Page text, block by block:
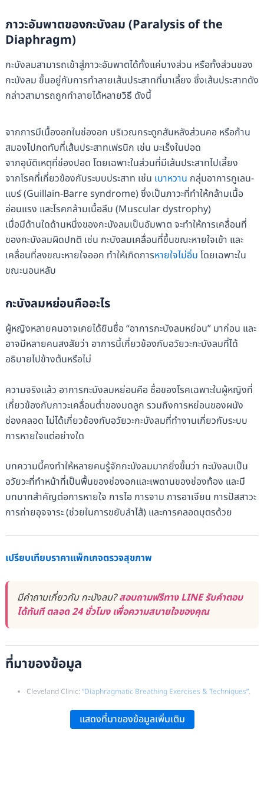
ภาวะอัมพาตของกะบังลม (Paralysis of the
Diaphragm)
กะบังลมสามารถเข้าสู่ภาวะอัมพาตได้ทั้งแค่บางส่วน หรือทั้งส่วนของ
กะบังลม ขึ้นอยู่กับการทำลายเส้นประสาทที่มาเลี้ยง ซึ่งเส้นประสาทดัง
กล่าวสามารถถูกทำลายได้หลายวิธี ดังนี้
จากการมีเนื้องอกในช่องอก บริเวณกระดูกสันหลังส่วนคอ หรือก้าน
สมองไปกดทับที่เส้นประสาทเฟรนิก เช่น มะเร็งในปอด
จากอุบัติเหตุที่ช่องปอด โดยเฉพาะในส่วนที่มีเส้นประสาทไปเลี้ยง
จากโรคที่เกี่ยวข้องกับระบบประสาท เช่น เบาหวาน กลุ่มอาการกูเลน-
แบร์ (Guillain-Barre syndrome) ซึ่งเป็นภาวะที่ทำให้กล้ามเนื้อ
อ่อนแรง และโรคกล้ามเนื้อลีบ (Muscular dystrophy)
เมื่อมีด้านใดด้านหนึ่งของกะบังลมเป็นอัมพาต จะทำให้การเคลื่อนที่
ของกะบังลมผิดปกติ เช่น กะบังลมเคลื่อนที่ขึ้นขณะหายใจเข้า และ
เคลื่อนที่ลงขณะหายใจออก ทำให้เกิดการหายใจไม่อิ่ม โดยเฉพาะใน
ขณะนอนหลับ
กะบังลมหย่อนคืออะไร
ผู้หญิงหลายคนอาจเคยได้ยินชื่อ “อาการกะบังลมหย่อน” มาก่อน และ
อาจมีหลายคนสงสัยว่า อาการนี้เกี่ยวข้องกับอวัยวะกะบังลมที่ได้
อธิบายไปข้างต้นหรือไม่
ความจริงแล้ว อาการกะบังลมหย่อนคือ ชื่อของโรคเฉพาะในผู้หญิงที่
เกี่ยวข้องกับภาวะเคลื่อนต่ำของมดลูก รวมถึงการหย่อนของผนัง
ช่องคลอด ไม่ได้เกี่ยวข้องกับอวัยวะกะบังลมที่ทำงานเกี่ยวกับระบบ
การหายใจแต่อย่างใด
บทความนี้คงทำให้หลายคนรู้จักกะบังลมมากยิ่งขึ้นว่า กะบังลมเป็น
อวัยวะที่ทำหน้าที่เป็นพื้นของช่องอกและเพดานของช่องท้อง และมี
บทบาทสำคัญต่อการหายใจ การไอ การจาม การอาเจียน การปัสสาวะ
การถ่ายอุจจาระ (ช่วยในการขยับลำไส้) และการคลอดบุตรด้วย
เปรียบเทียบราคาแพ็กเกจตรวจสุขภาพ
มีคำถามเกี่ยวกับ กะบังลม?สอบถามฟรีทาง LINE รับคำตอบ
ได้ทันที ตลอด 24 ชั่วโมง เพื่อความสบายใจของคุณ
ที่มาของข้อมูล
Cleveland Clinic: “Diaphragmatic Breathing Exercises & Techniques”.
Medical News Today:“Diaphragm Pain: 10 Causes and How to Treat It”
แสดงที่มาของข้อมูลเพิ่มเติม